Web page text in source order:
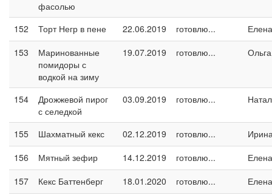
фасолью
152
Торт Негр в пене 22.06.2019 готовлю...
153
Маринованные
помидоры с
водкой на зиму
19.07.2019 готовлю... Ольга
154
Дрожжевой пирог
с селедкой
03.09.2019 готовлю...
155 Шахматный кекс 02.12.2019 готовлю...
156
Мятный зефир 14.12.2019 готовлю...
157
Кекс Баттенберг 18.01.2020 готовлю...